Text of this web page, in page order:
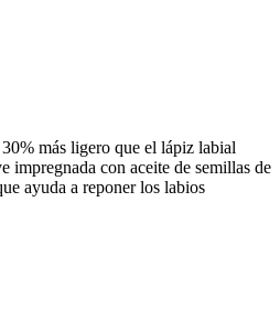
más ligero que el lápiz labial
impregnada con aceite de semillas de
ayuda a reponer los labios